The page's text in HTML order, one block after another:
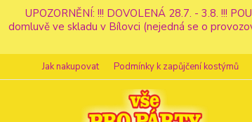
UPOZORNĚNÍ: !!! DOVOLENÁ 28.7. - 3.8. !!!
domluvě ve skladu v Bílovci (nejedná se o
Jak nakupovat Podmínky k zapůjčení kostýmů